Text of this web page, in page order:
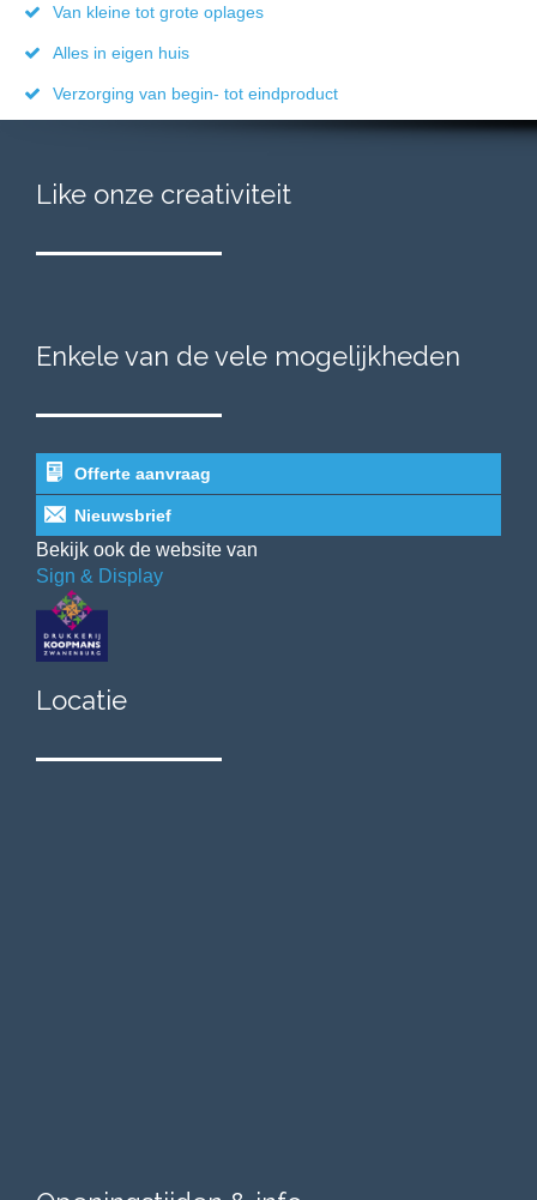
Van kleine tot grote oplages
Alles in eigen huis
Verzorging van begin- tot eindproduct
Like onze creativiteit
Enkele van de vele mogelijkheden
Offerte aanvraag
Nieuwsbrief
Bekijk ook de website van
Sign & Display
Locatie